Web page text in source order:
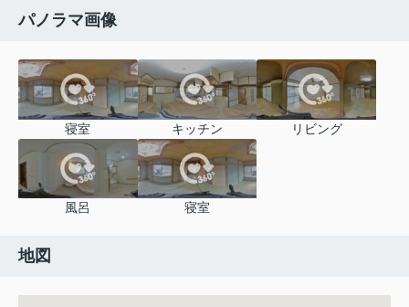
パノラマ画像
寝室 キッチン リビング
風呂 寝室
地図